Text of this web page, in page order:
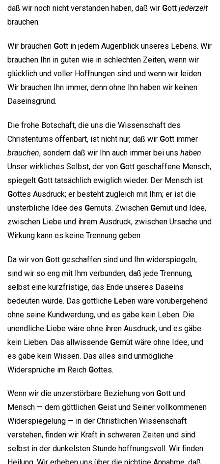
daß wir noch nicht verstanden haben, daß wir Gott jederzeit
brauchen.
Wir brauchen Gott in jedem Augenblick unseres Lebens. Wir
brauchen Ihn in guten wie in schlechten Zeiten, wenn wir
glücklich und voller Hoffnungen sind und wenn wir leiden.
Wir brauchen Ihn immer, denn ohne Ihn haben wir keinen
Daseinsgrund.
Die frohe Botschaft, die uns die Wissenschaft des
Christentums offenbart, ist nicht nur, daß wir Gott immer
brauchen, sondern daß wir Ihn auch immer bei uns haben.
Unser wirkliches Selbst, der von Gott geschaffene Mensch,
spiegelt Gott tatsächlich ewiglich wieder. Der Mensch ist
Gottes Ausdruck; er besteht zugleich mit Ihm; er ist die
unsterbliche Idee des Gemüts. Zwischen Gemüt und Idee,
zwischen Liebe und ihrem Ausdruck, zwischen Ursache und
Wirkung kann es keine Trennung geben.
Da wir von Gott geschaffen sind und Ihn widerspiegeln,
sind wir so eng mit Ihm verbunden, daß jede Trennung,
selbst eine kurzfristige, das Ende unseres Daseins
bedeuten würde. Das göttliche Leben wäre vorübergehend
ohne seine Kundwerdung, und es gäbe kein Leben. Die
unendliche Liebe wäre ohne ihren Ausdruck, und es gäbe
kein Lieben. Das allwissende Gemüt wäre ohne Idee, und
es gäbe kein Wissen. Das alles sind unmögliche
Widersprüche im Reich Gottes.
Wenn wir die unzerstörbare Beziehung von Gott und
Mensch — dem göttlichen Geist und Seiner vollkommenen
Widerspiegelung — in der Christlichen Wissenschaft
verstehen, finden wir Kraft in schweren Zeiten und sind
selbst in der dunkelsten Stunde hoffnungsvoll. Wir finden